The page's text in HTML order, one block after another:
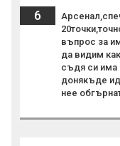
6
въпрос за
да видим
съдя си има
донякъде
нее